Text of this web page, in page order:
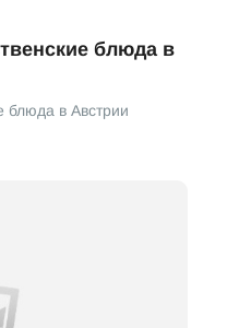
блюда в
блюда в Австрии